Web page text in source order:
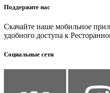
Поддержите нас
Скачайте наше мобильное
удобного доступа к
Социальные сети